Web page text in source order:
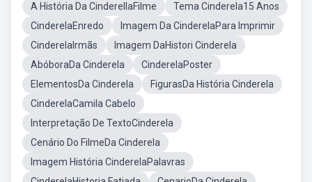
A História Da CinderellaFilme
Tema Cinderela15 Anos
CinderelaEnredo
Imagem Da CinderelaPara Imprimir
CinderelaIrmãs
Imagem DaHistori Cinderela
AbóboraDa Cinderela
CinderelaPoster
ElementosDa Cinderela
FigurasDa História Cinderela
CinderelaCamila Cabelo
Interpretação De TextoCinderela
Cenário Do FilmeDa Cinderela
Imagem História CinderelaPalavras